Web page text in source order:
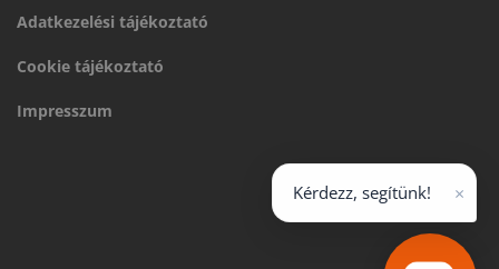
Adatkezelési tájékoztató
Cookie tájékoztató
Impresszum
Kérdezz, segítünk! ×